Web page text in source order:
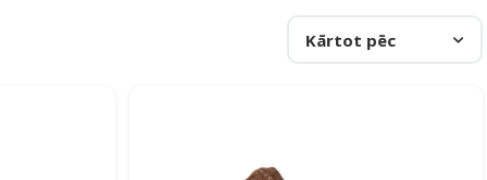
Kārtot pēc